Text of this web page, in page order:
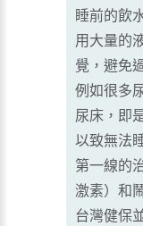
睡前的飲
用大量的
覺，避免
例如很多
尿床，即
以致無法
第一線的
激素）和
台灣健保